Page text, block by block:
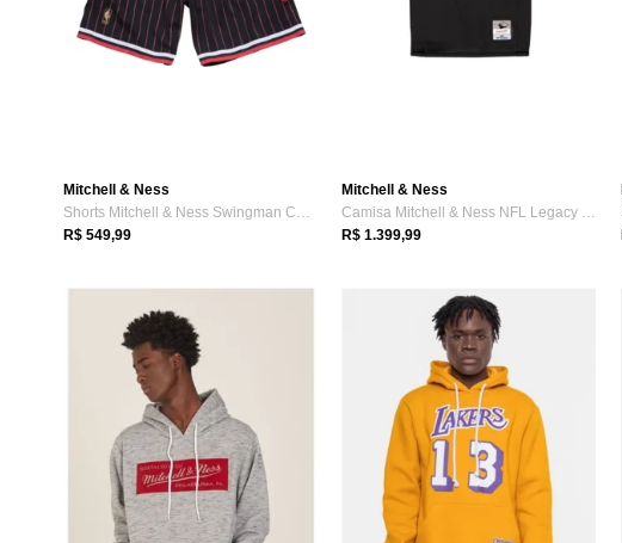
Mitchell & Ness
Shorts Mitchell & Ness Swingman Chicago ...
R$ 549,99
Mitchell & Ness
Camisa Mitchell & Ness NFL Legacy Jersey...
R$ 1.399,99